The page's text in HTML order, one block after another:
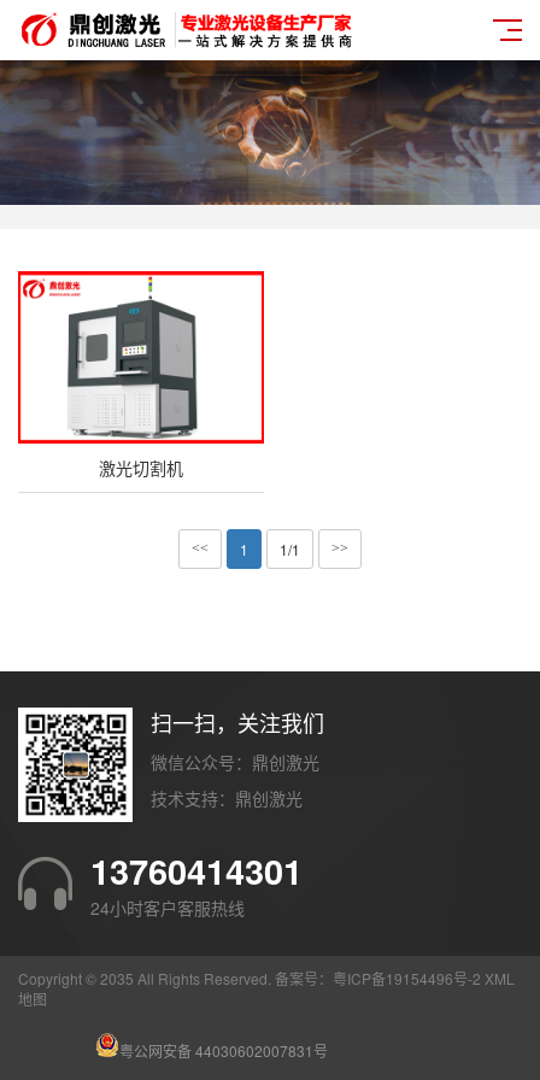
激光切割机
<< 1 1/1 >>
扫一扫，关注我们
微信公众号：鼎创激光
技术支持： 鼎创激光
13760414301
24小时客户客服热线
Copyright © 2035 All Rights Reserved. 备案号： 粤ICP备19154496号-2 XML
地图
粤公网安备 44030602007831号